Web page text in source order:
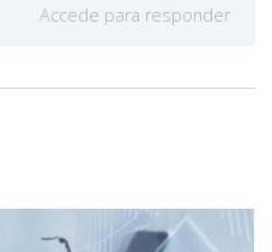
Accede para responder